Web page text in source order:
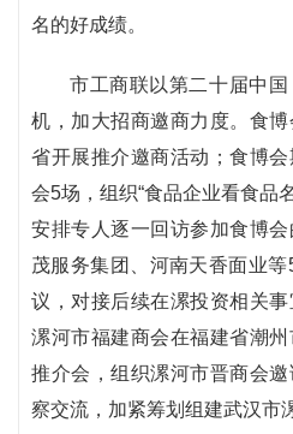
名的好成绩。
市工商联以第二十届中
机，加大招商邀商力度。食
省开展推介邀商活动；食博
会5场，组织“食品企业看食品
安排专人逐一回访参加食博
茂服务集团、河南天香面业
议，对接后续在漯投资相关
漯河市福建商会在福建省潮
推介会，组织漯河市晋商会
察交流，加紧筹划组建武汉市